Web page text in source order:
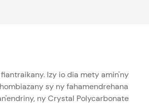
Izy io dia mety amin'ny
sy ny fahamendrehana
ny Crystal Polycarbonate